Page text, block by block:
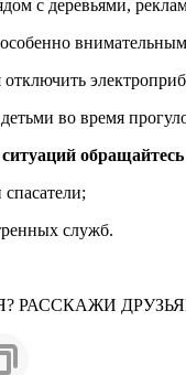
с деревьями,
отключить
во время
служб.
РАССКАЖИ